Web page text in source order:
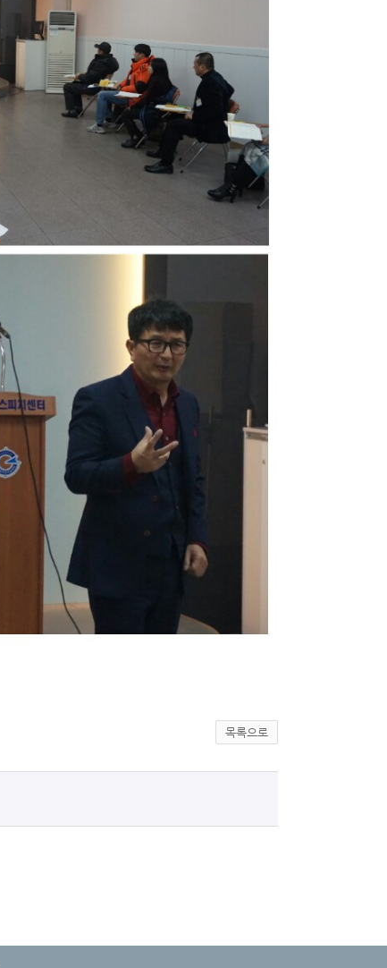
목록으로